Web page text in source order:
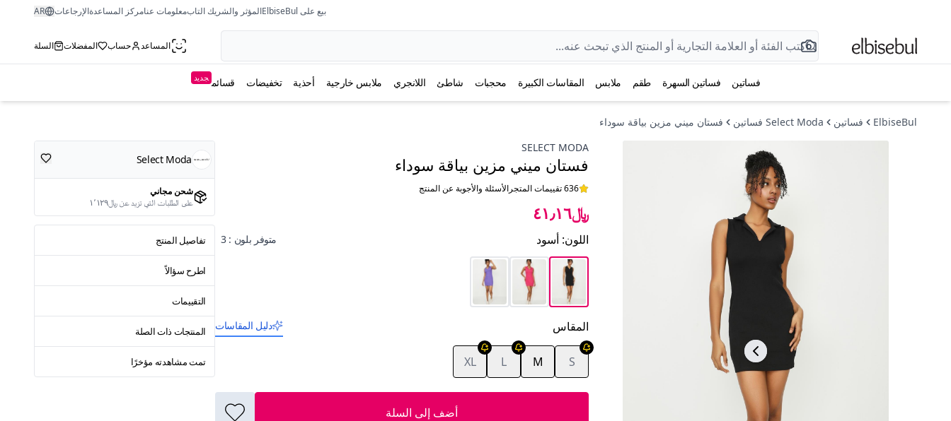
بيع على ElbiseBul المؤثر والشريك التابمعلومات عنامركز المساعدةالإرجاعات AR
المساعد حساب المفضلات السلة
فساتين فساتين السهرة طقم ملابس المقاسات الكبيرة محجبات شاطئ اللانجري ملابس خارجية أحذية تخفيضات قسائم جديد
ElbiseBul فساتين Select Moda فساتين
فستان ميني مزين بياقة سوداء
SELECT MODA
فستان ميني مزين بياقة سوداء
636 تقييمات المتجر الأسئلة والأجوبة عن المنتج
﷼٤١٫١٦
اللون: أسود متوفر بلون : 3
المقاس دليل المقاسات
S
M
L
XL
أضف إلى السلة
Select Moda
شحن مجاني
على الطلبات التي تزيد عن ﷼١٬١٢٩
تفاصيل المنتج
اطرح سؤالاً
التقييمات
المنتجات ذات الصلة
تمت مشاهدته مؤخرًا